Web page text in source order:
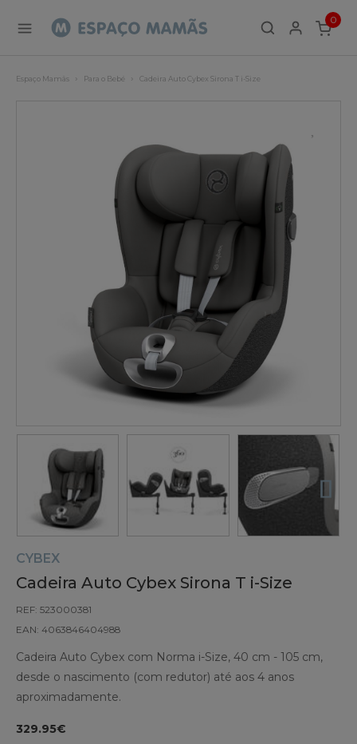
0
ITEMS
Espaço Mamãs Para o Bebé Cadeira Auto Cybex Sirona T i-Size
CYBEX
Cadeira Auto Cybex Sirona T i-Size
REF: 523000381
EAN: 4063846404988
Cadeira Auto Cybex com Norma i-Size, 40 cm - 105 cm,
desde o nascimento (com redutor) até aos 4 anos
aproximadamente.
329.95€